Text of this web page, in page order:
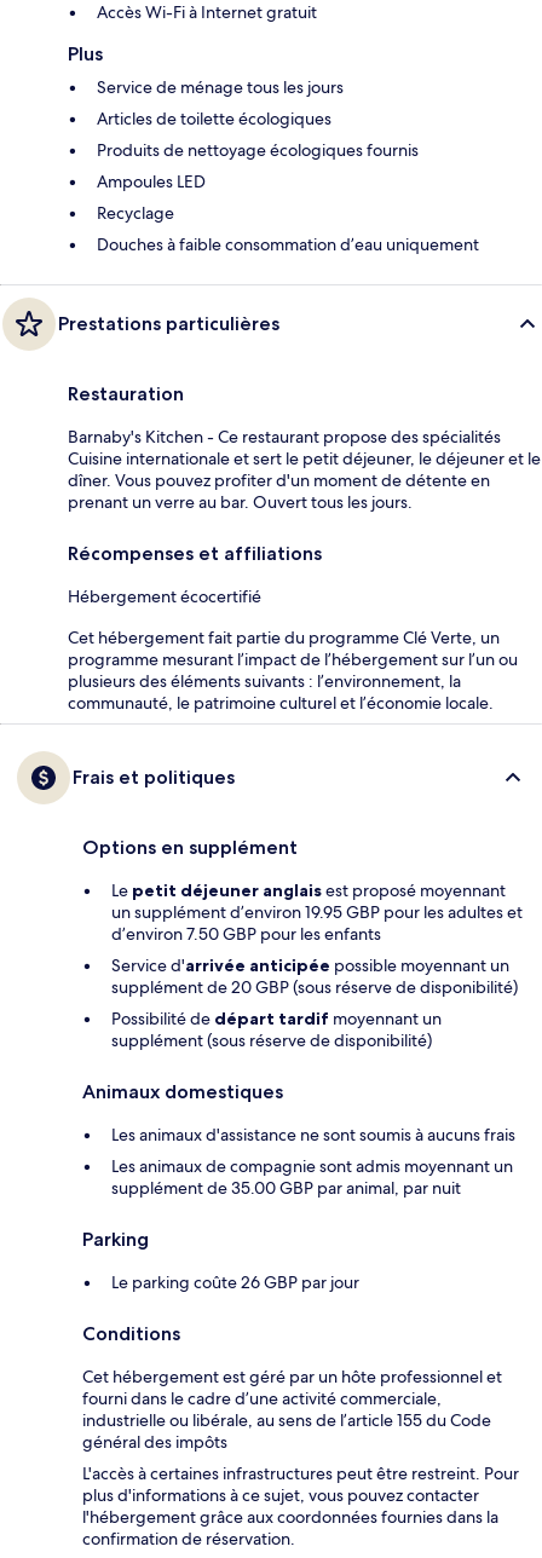
Accès Wi-Fi à Internet gratuit
Plus
Service de ménage tous les jours
Articles de toilette écologiques
Produits de nettoyage écologiques fournis
Ampoules LED
Recyclage
Douches à faible consommation d’eau uniquement
Prestations particulières
Restauration
Barnaby's Kitchen - Ce restaurant propose des spécialités
Cuisine internationale et sert le petit déjeuner, le déjeuner et le
dîner. Vous pouvez profiter d'un moment de détente en
prenant un verre au bar. Ouvert tous les jours.
Récompenses et affiliations
Hébergement écocertifié
Cet hébergement fait partie du programme Clé Verte, un
programme mesurant l’impact de l’hébergement sur l’un ou
plusieurs des éléments suivants : l’environnement, la
communauté, le patrimoine culturel et l’économie locale.
Frais et politiques
Options en supplément
Le petit déjeuner anglaisest proposé moyennant
un supplément d’environ 19.95 GBP pour les adultes et
d’environ 7.50 GBP pour les enfants
Service d'arrivée anticipée possible moyennant un
supplément de 20 GBP (sous réserve de disponibilité)
Possibilité de départ tardif moyennant un
supplément (sous réserve de disponibilité)
Animaux domestiques
Les animaux d'assistance ne sont soumis à aucuns frais
Les animaux de compagnie sont admis moyennant un
supplément de 35.00 GBP par animal, par nuit
Parking
Le parking coûte 26 GBP par jour
Conditions
Cet hébergement est géré par un hôte professionnel et
fourni dans le cadre d’une activité commerciale,
industrielle ou libérale, au sens de l’article 155 du Code
général des impôts
L'accès à certaines infrastructures peut être restreint. Pour
plus d'informations à ce sujet, vous pouvez contacter
l'hébergement grâce aux coordonnées fournies dans la
confirmation de réservation.